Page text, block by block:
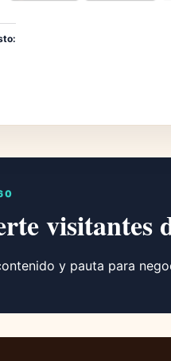
visitantes
y pauta para